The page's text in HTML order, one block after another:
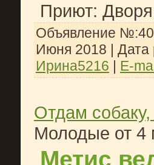
Приют:
Объявление
Июня 2018 | Дата
Ирина5216 | E-
Отдам
Молодые от 4
Метис